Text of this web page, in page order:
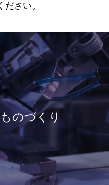
ださい。
のづくり